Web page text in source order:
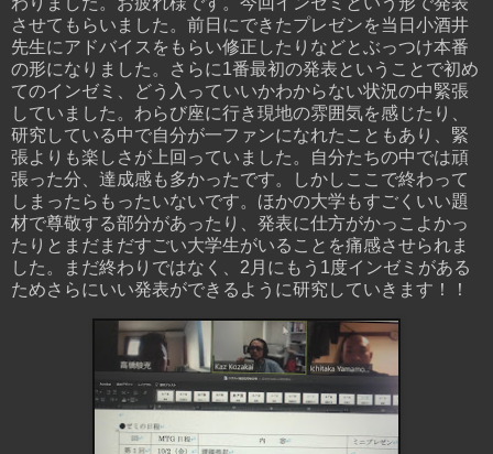
させてもらいました。前日にできたプレゼンを当日小酒井
先生にアドバイスをもらい修正したりなどとぶっつけ本番
の形になりました。さらに1番最初の発表ということで初め
てのインゼミ、どう入っていいかわからない状況の中緊張
していました。わらび座に行き現地の雰囲気を感じたり、
研究している中で自分が一ファンになれたこともあり、緊
張よりも楽しさが上回っていました。自分たちの中では頑
張った分、達成感も多かったです。しかしここで終わって
しまったらもったいないです。ほかの大学もすごくいい題
材で尊敬する部分があったり、発表に仕方がかっこよかっ
たりとまだまだすごい大学生がいることを痛感させられま
した。まだ終わりではなく、2月にもう1度インゼミがある
ためさらにいい発表ができるように研究していきます！！